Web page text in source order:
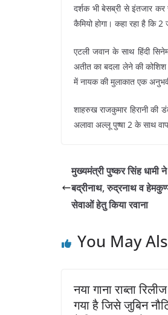
दर्शक भी बेसब्री से इंतजार
कैमियो होगा। कहा रहा है कि
एटली जवान के साथ हिंदी
अतीत का बदला लेने की
में नायक की मुलाकात एक
शाहरुख राजकुमार हिरानी
अलावा अल्लू पुष्षा 2 के साथ
मुख्यमंत्री पुष्कर सिंह धामी
बद्रीनाथ, रुद्रनाथ व
सेवाओं हेतु किया रवाना
You May
नया गाना राब्ता
गया है जिसे जुबिन